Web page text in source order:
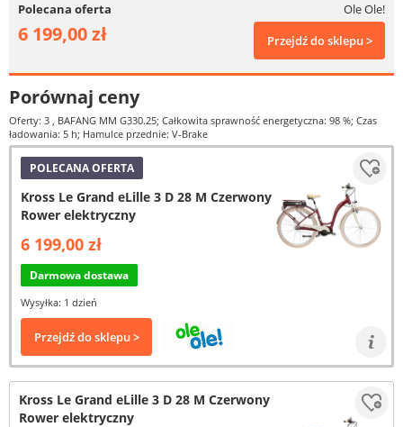
Polecana oferta Ole Ole!
6 199,00 zł Przejdź do sklepu >
Porównaj ceny
Oferty: 3 , BAFANG MM G330.25; Całkowita sprawność energetyczna: 98 %; Czas
ładowania: 5 h; Hamulce przednie: V-Brake
POLECANA OFERTA
Kross Le Grand eLille 3 D 28 M Czerwony
Rower elektryczny
6 199,00 zł
Darmowa dostawa
Wysyłka: 1 dzień
Przejdź do sklepu >
Kross Le Grand eLille 3 D 28 M Czerwony
Rower elektryczny